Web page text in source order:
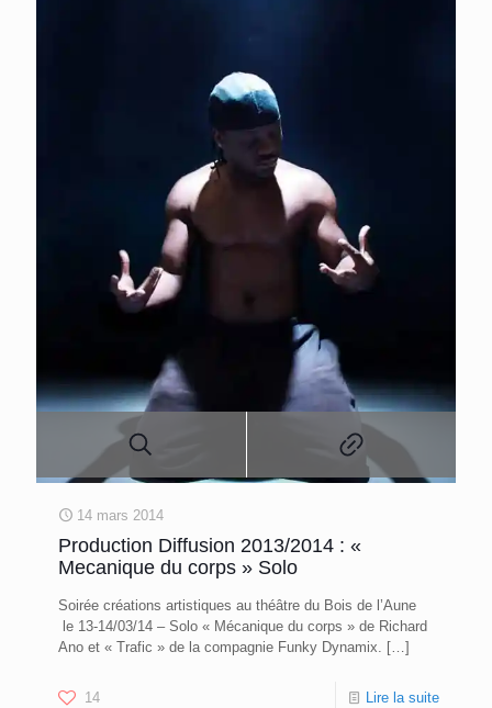
14 mars 2014
Production Diffusion 2013/2014 : «
Mecanique du corps » Solo
Soirée créations artistiques au théâtre du Bois de l’Aune
le 13-14/03/14 – Solo « Mécanique du corps » de Richard
Ano et « Trafic » de la compagnie Funky Dynamix. […]
14 Lire la suite